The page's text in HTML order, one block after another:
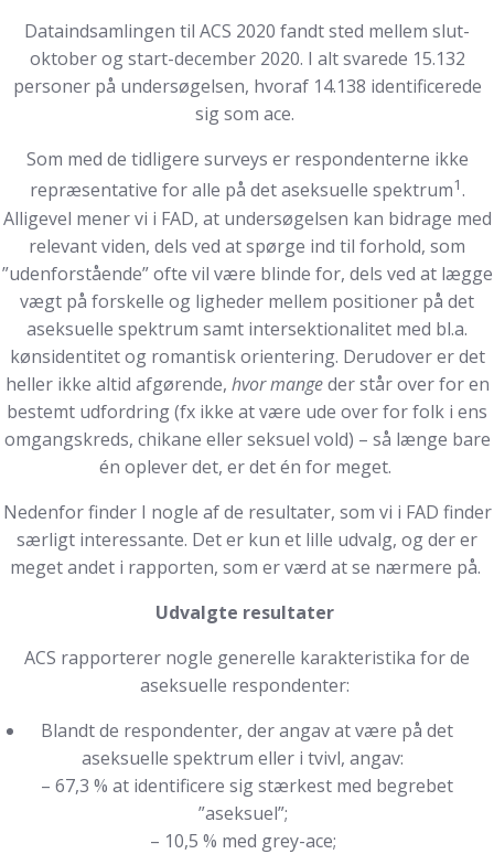
Dataindsamlingen til ACS 2020 fandt sted mellem slut-
oktober og start-december 2020. I alt svarede 15.132
personer på undersøgelsen, hvoraf 14.138 identificerede
sig som ace.
Som med de tidligere surveys er respondenterne ikke
repræsentative for alle på det aseksuelle spektrum1.
Alligevel mener vi i FAD, at undersøgelsen kan bidrage med
relevant viden, dels ved at spørge ind til forhold, som
”udenforstående” ofte vil være blinde for, dels ved at lægge
vægt på forskelle og ligheder mellem positioner på det
aseksuelle spektrum samt intersektionalitet med bl.a.
kønsidentitet og romantisk orientering. Derudover er det
heller ikke altid afgørende, hvor mangeder står over for en
bestemt udfordring (fx ikke at være ude over for folk i ens
omgangskreds, chikane eller seksuel vold) – så længe bare
én oplever det, er det én for meget.
Nedenfor finder I nogle af de resultater, som vi i FAD finder
særligt interessante. Det er kun et lille udvalg, og der er
meget andet i rapporten, som er værd at se nærmere på.
Udvalgte resultater
ACS rapporterer nogle generelle karakteristika for de
aseksuelle respondenter:
Blandt de respondenter, der angav at være på det
aseksuelle spektrum eller i tvivl, angav:
– 67,3 % at identificere sig stærkest med begrebet
”aseksuel”;
– 10,5 % med grey-ace;